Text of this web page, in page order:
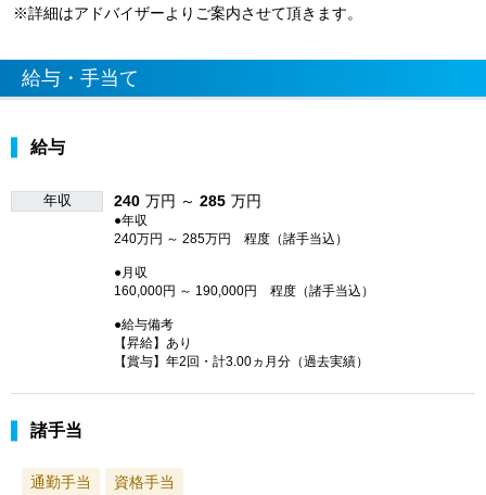
※詳細はアドバイザーよりご案内させて頂きます。
給与・手当て
給与
年収 240 万円 ～ 285 万円
●年収
240万円 ～ 285万円 程度（諸手当込）
●月収
160,000円 ～ 190,000円 程度（諸手当込）
●給与備考
【昇給】あり
【賞与】年2回・計3.00ヵ月分（過去実績）
諸手当
通勤手当 資格手当